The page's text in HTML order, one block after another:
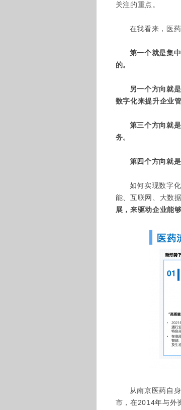
关注的重点。
在我看来，医
第一个就是集
的。
另一个方向就
数字化来提升企业
第三个方向就
务。
第四个方向就
如何实现数字
能、互联网、大数
展，来驱动企业能
从南京医药自
市，在2014年与外